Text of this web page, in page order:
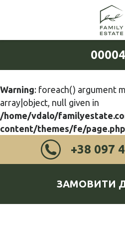
Warning: foreach() argument
array|object, null given in
/home/vdalo/
content/themes/fe/page.php
+38 097
ЗАМОВИТИ